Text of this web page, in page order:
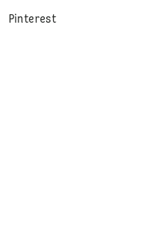
Pinterest